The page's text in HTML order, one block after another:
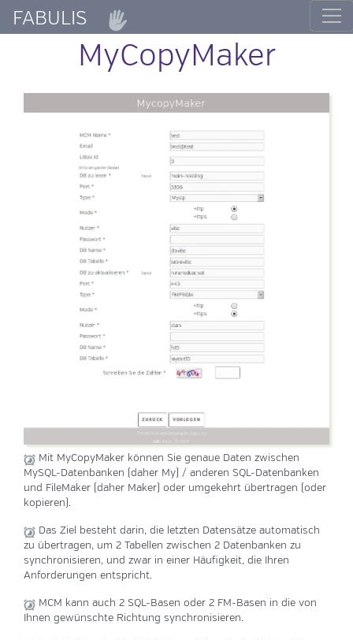
FABULIS
MyCopyMaker
Mit MyCopyMaker können Sie genaue Daten zwischen
MySQL-Datenbanken (daher My) / anderen SQL-Datenbanken
und FileMaker (daher Maker) oder umgekehrt übertragen (oder
kopieren).
Das Ziel besteht darin, die letzten Datensätze automatisch
zu übertragen, um 2 Tabellen zwischen 2 Datenbanken zu
synchronisieren, und zwar in einer Häufigkeit, die Ihren
Anforderungen entspricht.
MCM kann auch 2 SQL-Basen oder 2 FM-Basen in die von
Ihnen gewünschte Richtung synchronisieren.